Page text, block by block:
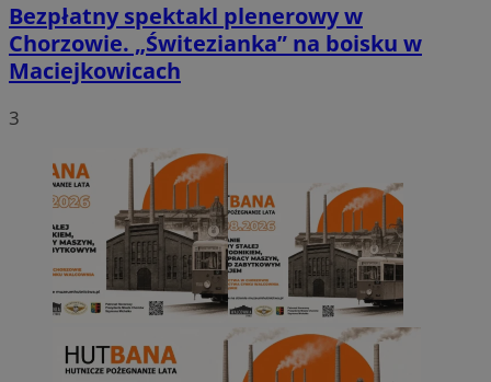
Bezpłatny spektakl plenerowy w
Chorzowie. „Świtezianka” na boisku w
Maciejkowicach
3